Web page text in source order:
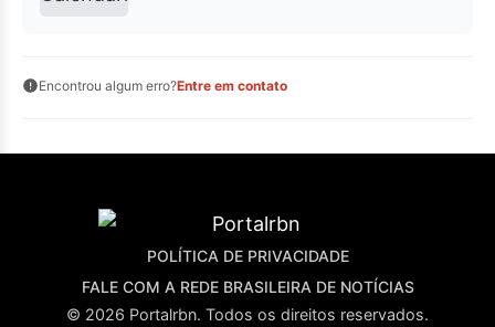
Encontrou algum erro?Entre em contato
POLÍTICA DE PRIVACIDADE
FALE COM A REDE BRASILEIRA DE NOTÍCIAS
© 2026 Portalrbn. Todos os direitos reservados.